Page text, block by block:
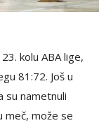
kolu ABA lige,
81:72. Još u
su nametnuli
meč, može se